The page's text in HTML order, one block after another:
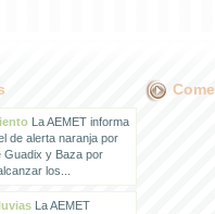
La AEMET informa
de alerta naranja por
Guadix y Baza por
los...
La AEMET